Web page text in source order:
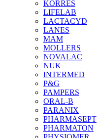
KORRES
LIFELAB
LACTACYD
LANES
MAM
MOLLERS
NOVALAC
NUK
INTERMED
P&G
PAMPERS
ORAL-B
PARANIX
PHARMASEPT
PHARMATON